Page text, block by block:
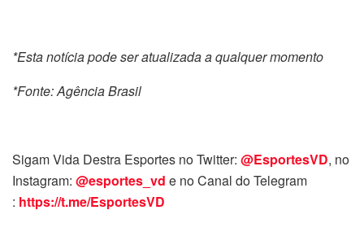
*Esta notícia pode ser atualizada a qualquer momento
*Fonte: Agência Brasil
Sigam Vida Destra Esportes no Twitter: @EsportesVD, no
Instagram: @esportes_vd e no Canal do Telegram
: https://t.me/EsportesVD